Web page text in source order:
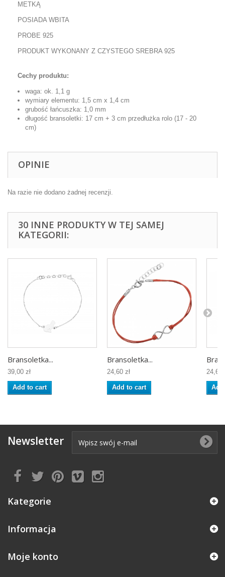
METKĄ
POSIADA WBITA
PROBE 925
PRODUKT WYKONANY Z CZYSTEGO SREBRA 925
Cechy produktu:
waga: ok. 1,1 g
wymiary elementu: 1,5 cm x 1,4 cm
grubość łańcuszka: 1,0 mm
długość bransoletki: 17 cm + 3 cm przedłużka rolo (17 - 20
cm)
OPINIE
Na razie nie dodano żadnej recenzji.
30 INNE PRODUKTY W TEJ SAMEJ
KATEGORII:
Bransoletka...
39,00 zł
Add to cart
Bransoletka...
24,60 zł
Add to cart
24,60
Newsletter
Kategorie
Informacja
Moje konto